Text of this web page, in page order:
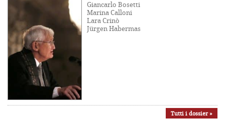
Giancarlo Bosetti
Marina Calloni
Lara Crinò
Jürgen Habermas
Tutti i dossier »